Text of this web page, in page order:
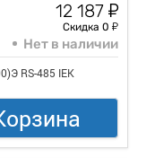
12 187 у
Скидка 0 у
Нет в наличии
RS-485 IEK